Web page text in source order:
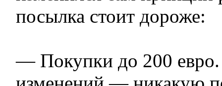
посылка стоит дороже:
— Покупки до 200 евро.